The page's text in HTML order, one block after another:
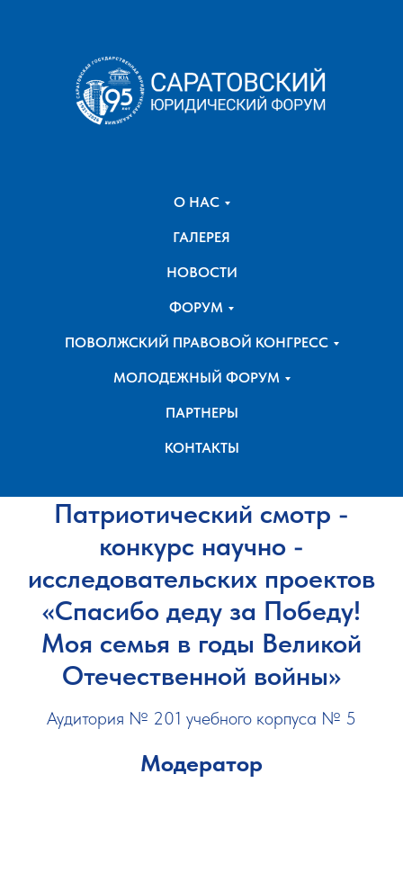
О НАС
ГАЛЕРЕЯ
НОВОСТИ
ФОРУМ
ПОВОЛЖСКИЙ ПРАВОВОЙ КОНГРЕСС
МОЛОДЕЖНЫЙ ФОРУМ
ПАРТНЕРЫ
КОНТАКТЫ
Патриотический смотр -
конкурс научно -
исследовательских проектов
«Спасибо деду за Победу!
Моя семья в годы Великой
Отечественной войны»
Аудитория № 201 учебного корпуса № 5
Модератор